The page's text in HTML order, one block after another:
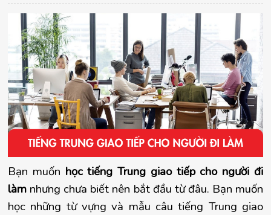
Bạn muốn học tiếng Trung giao tiếp cho người đi
làm nhưng chưa biết nên bắt đầu từ đâu. Bạn muốn
học những từ vựng và mẫu câu tiếng Trung giao